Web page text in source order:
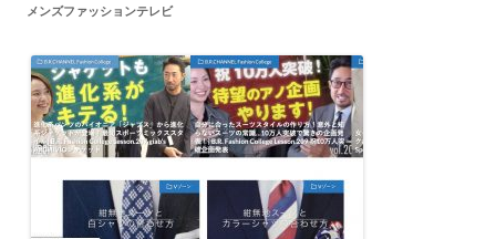
メンズファッションテレビ